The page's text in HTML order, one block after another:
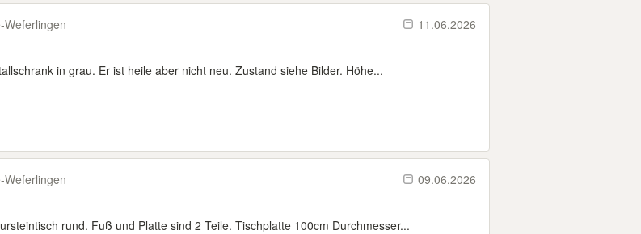
​Weferlingen 11.06.2026
in grau. Er ist heile aber nicht neu. Zustand siehe Bilder. Höhe...
​Weferlingen 09.06.2026
rund. Fuß und Platte sind 2 Teile. Tischplatte 100cm Durchmesser...